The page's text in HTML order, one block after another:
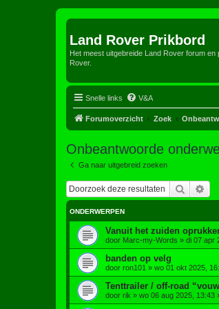
Land Rover Prikbord
Het meest uitgebreide Land Rover forum
Rover.
Snelle links V&A
Forumoverzicht Zoek
Onbeantwoorde
Ga naar uitgebreid zoeken
Zoek
ONDERWERPEN
Vanuit het zuiden
door Marc-my-Words » di 07 apr
banden op velg
door ron101 » wo 01 okt 2025,
Tenttrailer / off-road
door rik » wo 06 aug 2025, 13:43